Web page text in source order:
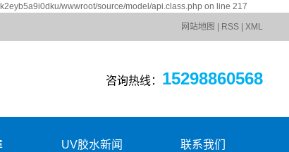
wwwroot/source/model/api.class.php on line 217
网站地图 RSS XML
咨询热线： 15298860568
UV胶水新闻 联系我们